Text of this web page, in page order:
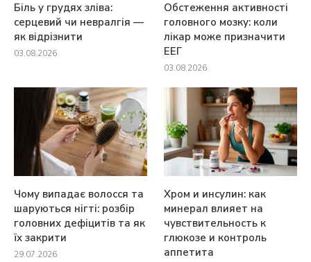
Біль у грудях зліва:
серцевий чи невралгія —
як відрізнити
03.08.2026
Обстеження активності
головного мозку: коли
лікар може призначити
ЕЕГ
03.08.2026
Чому випадає волосся та
шаруються нігті: розбір
головних дефіцитів та як
їх закрити
29.07.2026
Хром и инсулин: как
минерал влияет на
чувствительность к
глюкозе и контроль
аппетита